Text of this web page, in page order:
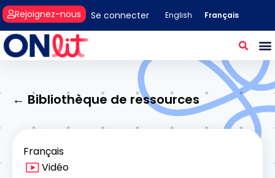
Se connecter
Rejoignez-nous English Français
← Bibliothèque de ressources
Français
Vidéo